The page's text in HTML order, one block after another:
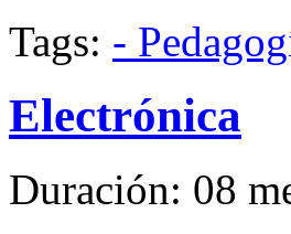
Tags: -
Electrónica
Duración: 08